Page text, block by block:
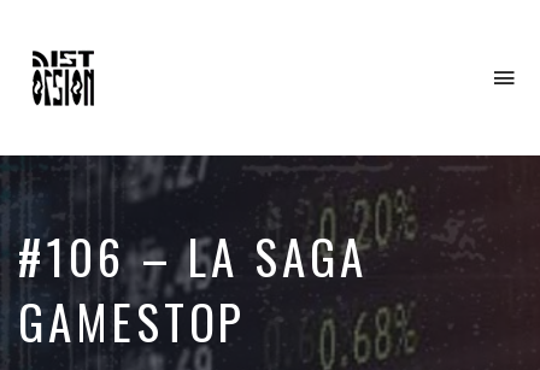
#106 – LA SAGA
GAMESTOP